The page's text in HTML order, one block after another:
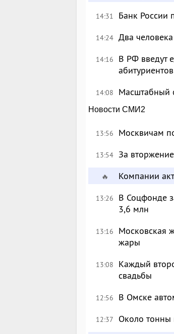
14:31 Банк России
14:24 Два
14:16
В РФ введут
абитуриентов
14:08 Масштабный
Новости СМИ2
13:56 Москвичам
13:54 За
🔥 Компании
13:26
В Соцфонде
3,6 млн
13:16
Московская
жары
13:08
Каждый
свадьбы
12:56 В Омске
12:37 Около тонны